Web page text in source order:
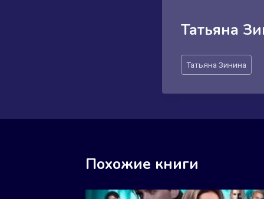
Татьяна
Метки
записи:
Татьяна Зинина
Похожие книги